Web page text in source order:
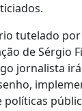
tutelado
de Sérgio
jornalista